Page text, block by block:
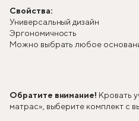
Свойства:
Универсальный дизайн
Эргономичность
Можно выбрать любое
Обратите внимание! Кровать
матрас», выберите комплект с